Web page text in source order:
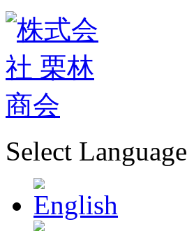
Select Language